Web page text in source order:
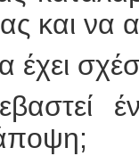
και να
έχει